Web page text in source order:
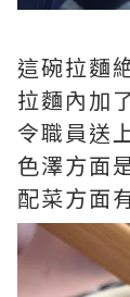
這碗拉麵
拉麵內加
令職員送
色澤方面
配菜方面